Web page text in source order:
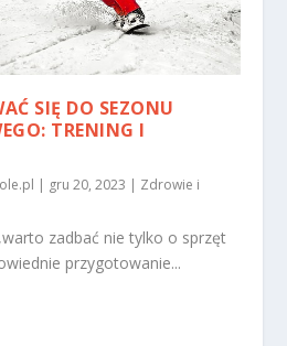
SIĘ DO SEZONU
TRENING I
| gru 20, 2023 | Zdrowie i
zadbać nie tylko o sprzęt
przygotowanie...